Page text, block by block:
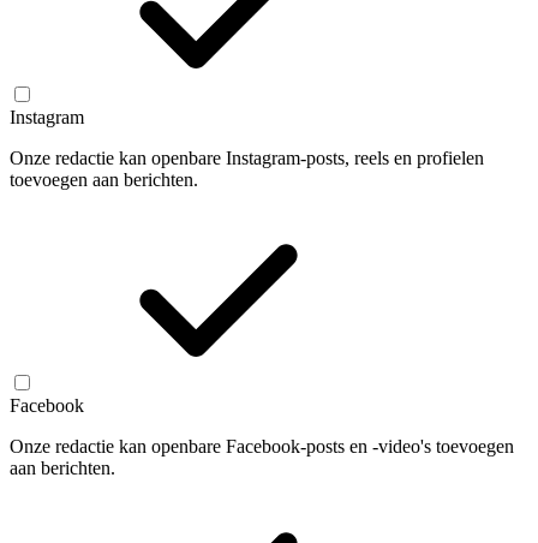
Instagram
Onze redactie kan openbare Instagram-posts, reels en profielen
toevoegen aan berichten.
Facebook
Onze redactie kan openbare Facebook-posts en -video's toevoegen
aan berichten.